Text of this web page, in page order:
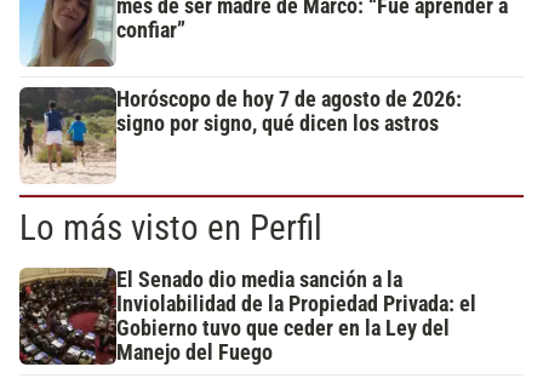
mes de ser madre de Marco: “Fue aprender a
confiar”
Horóscopo de hoy 7 de agosto de 2026:
signo por signo, qué dicen los astros
Lo más visto en Perfil
El Senado dio media sanción a la
Inviolabilidad de la Propiedad Privada: el
Gobierno tuvo que ceder en la Ley del
Manejo del Fuego